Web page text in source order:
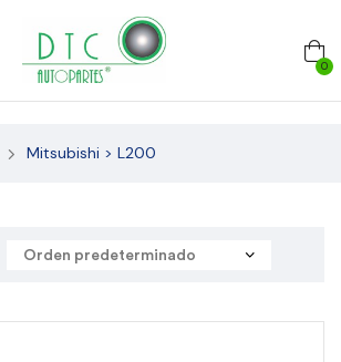
0
Mitsubishi > L200